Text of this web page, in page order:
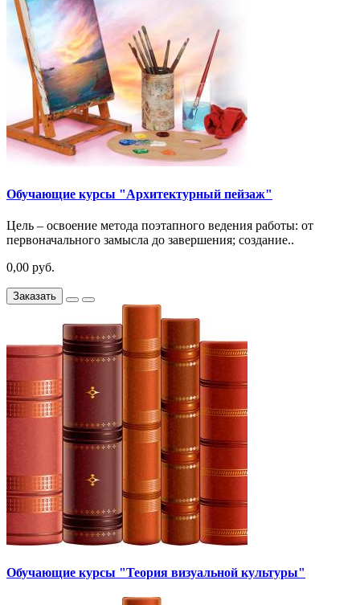
Обучающие курсы "Архитектурный пейзаж"
Цель – освоение метода поэтапного ведения работы: от
первоначального замысла до завершения; создание..
0,00 руб.
Заказать
Обучающие курсы "Теория визуальной культуры"